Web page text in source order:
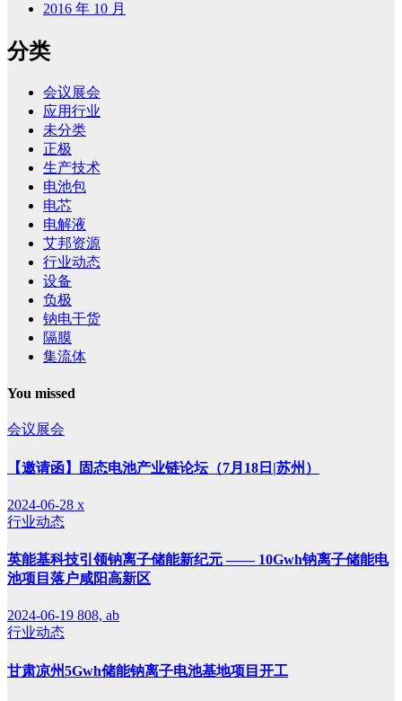
2016 年 10 月
分类
会议展会
应用行业
未分类
正极
生产技术
电池包
电芯
电解液
艾邦资源
行业动态
设备
负极
钠电干货
隔膜
集流体
You missed
会议展会
【邀请函】固态电池产业链论坛（7月18日|苏州）
2024-06-28 x
行业动态
英能基科技引领钠离子储能新纪元 —— 10Gwh钠离子储能电
池项目落户咸阳高新区
2024-06-19 808, ab
行业动态
甘肃凉州5Gwh储能钠离子电池基地项目开工